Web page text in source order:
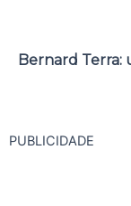
Bernard
PUBLICIDADE